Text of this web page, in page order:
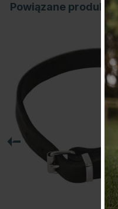
Powiązane produkty